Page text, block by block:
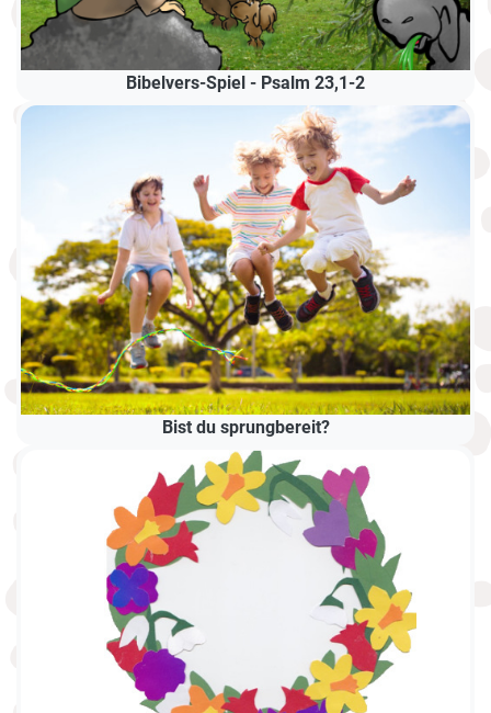
Bibelvers-Spiel - Psalm 23,1-2
Bist du sprungbereit?